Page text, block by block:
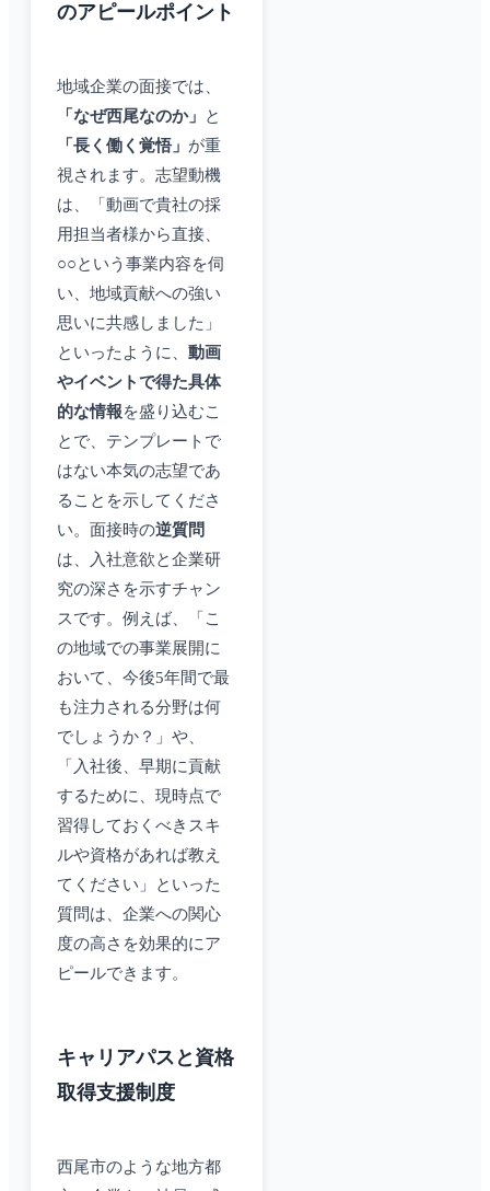
のアピールポイント
地域企業の面接では、
「なぜ西尾なのか」
と
「長く働く覚悟」 が重
視されます。志望動機
は、「動画で貴社の採
用担当者様から直接、
○○という事業内容を伺
い、地域貢献への強い
思いに共感しました」
といったように、 動画
やイベントで得た具体
的な情報を盛り込むこ
とで、テンプレートで
はない本気の志望であ
ることを示してくださ
い。面接時の逆質問
は、入社意欲と企業研
究の深さを示すチャン
スです。例えば、「こ
の地域での事業展開に
おいて、今後5年間で最
も注力される分野は何
でしょうか？」や、
「入社後、早期に貢献
するために、現時点で
習得しておくべきスキ
ルや資格があれば教え
てください」といった
質問は、企業への関心
度の高さを効果的にア
ピールできます。
キャリアパスと資格
取得支援制度
西尾市のような地方都